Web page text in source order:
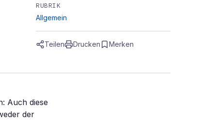
RUBRIK
Allgemein
Teilen Drucken Merken
Auch diese
der